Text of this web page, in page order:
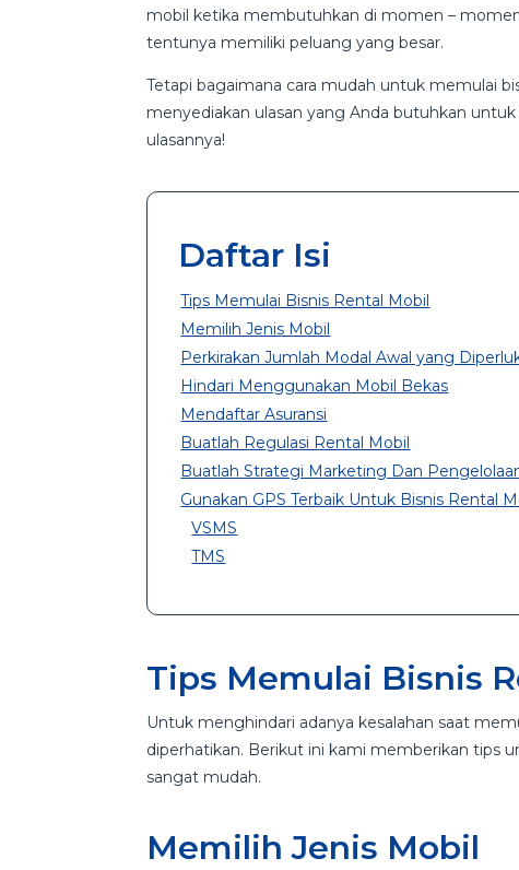
mobil ketika membutuhkan di momen –
tentunya memiliki peluang yang besar.
Tetapi bagaimana cara mudah untuk memulai
menyediakan ulasan yang Anda butuhkan
ulasannya!
Daftar Isi
Tips Memulai Bisnis Rental Mobil
Memilih Jenis Mobil
Perkirakan Jumlah Modal Awal yang
Hindari Menggunakan Mobil Bekas
Mendaftar Asuransi
Buatlah Regulasi Rental Mobil
Buatlah Strategi Marketing Dan
Gunakan GPS Terbaik Untuk Bisnis Rental
VSMS
TMS
Tips Memulai Bisnis
Untuk menghindari adanya kesalahan saat
diperhatikan. Berikut ini kami memberikan tips
sangat mudah.
Memilih Jenis Mobil